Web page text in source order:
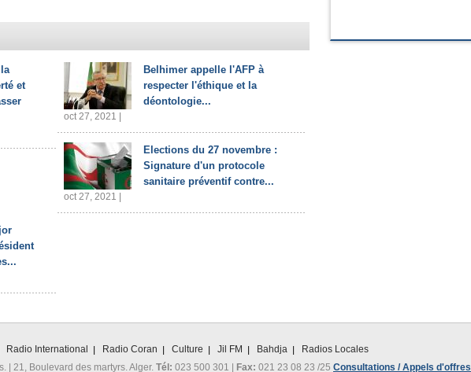
et
Belhimer appelle l'AFP à
respecter l'éthique et la
déontologie...
oct 27, 2021 |
Elections du 27 novembre :
Signature d'un protocole
sanitaire préventif contre...
oct 27, 2021 |
Radio International Radio Coran Culture Jil FM Bahdja
Radios Locales
| 21, Boulevard des martyrs. Alger. Tél: 023 500 301 | Fax: 021 23 08 23 /25 Consultations / Appels d'offres